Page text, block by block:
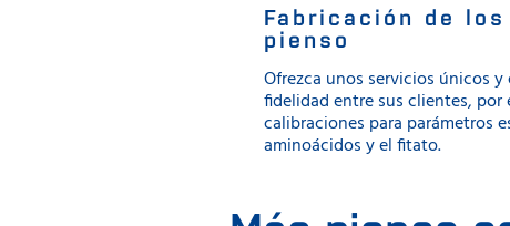
Fabricación de
pienso
Ofrezca unos servicios únicos
fidelidad entre sus clientes,
calibraciones para parámetros
aminoácidos y el fitato.